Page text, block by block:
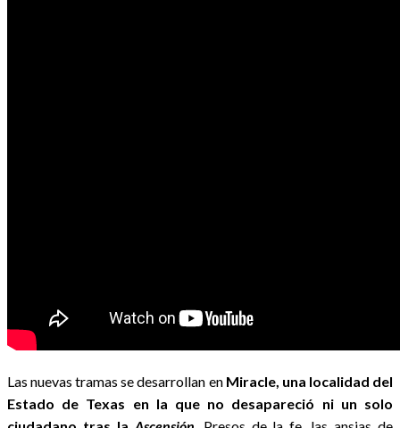
Las nuevas tramas se desarrollan en Miracle, una localidad del
Estado de Texas en la que no desapareció ni un solo